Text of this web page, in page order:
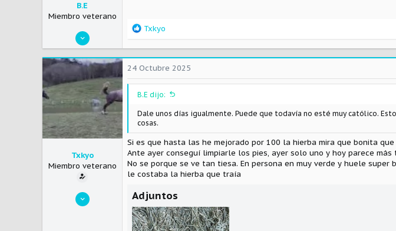
B.E
Miembro veterano
17 Abril 2020
2.697
1.491
113
R
a
c
c
i
o
e
s
:
Txkyo
Txkyo
Miembro veterano
24 Octubre 2025
B.E dijo:
Dale unos días igualmente. Puede que todavía no esté muy católico.
cosas.
Si es que hasta las he mejorado por 100 la hierba mira que bonita
Ante ayer conseguí limpiarle los pies, ayer solo uno y hoy parece más
No se porque se ve tan tiesa. En persona en muy verde y huele
le costaba la hierba que traía
Adjuntos